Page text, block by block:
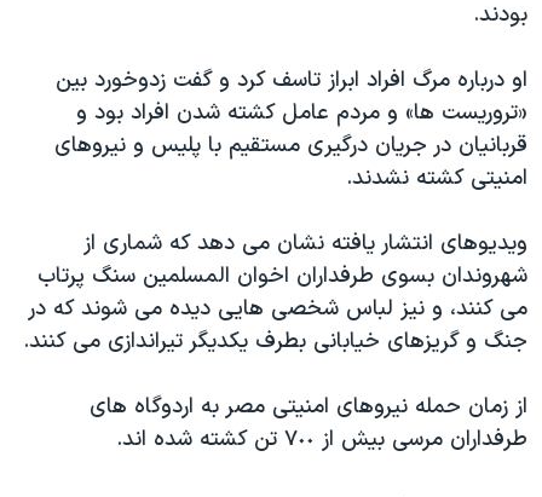
بودند.
او درباره مرگ افراد ابراز تاسف کرد و گفت زدوخورد بین
«تروریست ها» و مردم عامل کشته شدن افراد بود و
قربانیان در جریان درگیری مستقیم با پلیس و نیروهای
امنیتی کشته نشدند.
ویدیوهای انتشار یافته نشان می دهد که شماری از
شهروندان بسوی طرفداران اخوان المسلمین سنگ پرتاب
می کنند، و نیز لباس شخصی هایی دیده می شوند که در
جنگ و گریزهای خیابانی بطرف یکدیگر تیراندازی می کنند.
از زمان حمله نیروهای امنیتی مصر به اردوگاه های
طرفداران مرسی بیش از ٧٠٠ تن کشته شده اند.